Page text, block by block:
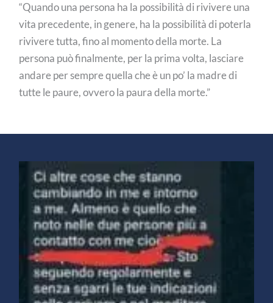
“Quando una persona ha la possibilità di rivivere una
vita precedente, in genere, ha la possibilità di poterla
rivivere tutta, fino al momento della morte. La
persona può finalmente, per la prima volta, lasciare
andare per sempre quella che è un po’ la madre di
tutte le paure, ovvero la paura della morte.”